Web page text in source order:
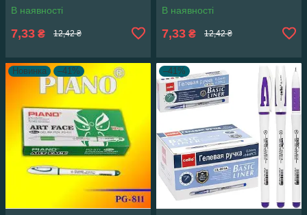
В наявності
7,33 ₴ 12,42 ₴
В наявності
7,33 ₴ 12,42 ₴
Новинка –41% –41%